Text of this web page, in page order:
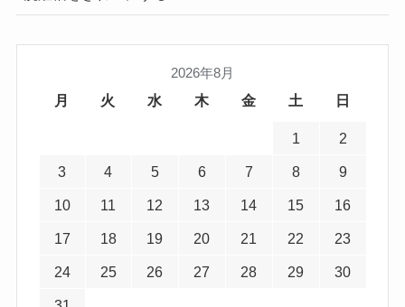
2026年8月
月 火 水 木 金 土 日
1 2
3 4 5 6 7 8 9
10 11 12 13 14 15 16
17 18 19 20 21 22 23
24 25 26 27 28 29 30